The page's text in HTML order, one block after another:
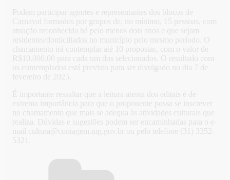
Podem participar agentes e representantes dos blocos de
Carnaval formados por grupos de, no mínimo, 15 pessoas, com
atuação reconhecida há pelo menos dois anos e que sejam
residentes/domiciliados no município pelo mesmo período. O
chamamento irá contemplar até 10 propostas, com o valor de
R$10.000,00 para cada um dos selecionados. O resultado com
os contemplados está previsto para ser divulgado no dia 7 de
fevereiro de 2025.
É importante ressaltar que a leitura atenta dos editais é de
extrema importância para que o proponente possa se inscrever
no chamamento que mais se adequa às atividades culturais que
realiza. Dúvidas e sugestões podem ser encaminhadas para o e-
mail cultura@contagem.mg.gov.br ou pelo telefone (31) 3352-
5321.